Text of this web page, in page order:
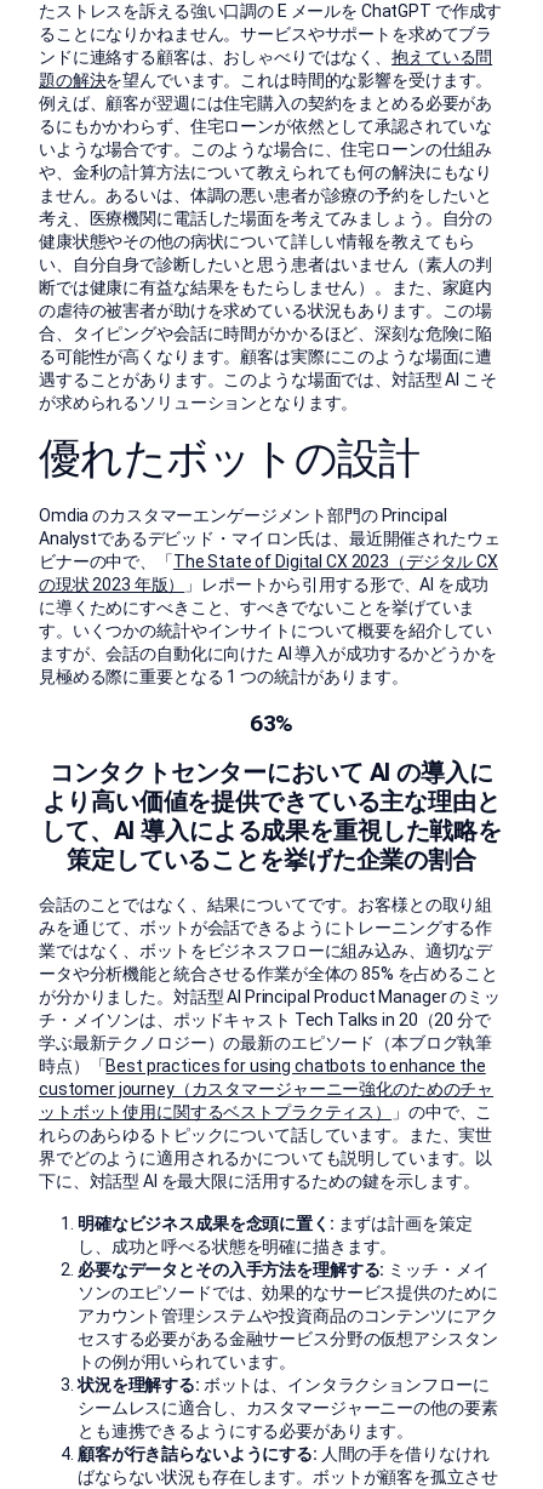
たストレスを訴える強い口調の E メールを ChatGPT で作成す
ることになりかねません。サービスやサポートを求めてブラ
ンドに連絡する顧客は、おしゃべりではなく、抱えている問
題の解決を望んでいます。これは時間的な影響を受けます。
例えば、顧客が翌週には住宅購入の契約をまとめる必要があ
るにもかかわらず、住宅ローンが依然として承認されていな
いような場合です。このような場合に、住宅ローンの仕組み
や、金利の計算方法について教えられても何の解決にもなり
ません。あるいは、体調の悪い患者が診療の予約をしたいと
考え、医療機関に電話した場面を考えてみましょう。自分の
健康状態やその他の病状について詳しい情報を教えてもら
い、自分自身で診断したいと思う患者はいません（素人の判
断では健康に有益な結果をもたらしません）。また、家庭内
の虐待の被害者が助けを求めている状況もあります。この場
合、タイピングや会話に時間がかかるほど、深刻な危険に陥
る可能性が高くなります。顧客は実際にこのような場面に遭
遇することがあります。このような場面では、対話型 AI こそ
が求められるソリューションとなります。
優れたボットの設計
Omdia のカスタマーエンゲージメント部門の Principal
Analystであるデビッド・マイロン氏は、最近開催されたウェ
ビナーの中で、「The State of Digital CX 2023（デジタル CX
の現状 2023 年版）
」レポートから引用する形で、AI を成功
に導くためにすべきこと、すべきでないことを挙げていま
す。いくつかの統計やインサイトについて概要を紹介してい
ますが、会話の自動化に向けた AI 導入が成功するかどうかを
見極める際に重要となる 1 つの統計があります。
63%
コンタクトセンターにおいて AI の導入に
より高い価値を提供できている主な理由と
して、AI 導入による成果を重視した戦略を
策定していることを挙げた企業の割合
会話のことではなく、結果についてです。お客様との取り組
みを通じて、ボットが会話できるようにトレーニングする作
業ではなく、ボットをビジネスフローに組み込み、適切なデ
ータや分析機能と統合させる作業が全体の 85% を占めること
が分かりました。対話型 AI Principal Product Manager のミッ
チ・メイソンは、ポッドキャスト Tech Talks in 20（20 分で
学ぶ最新テクノロジー）の最新のエピソード（本ブログ執筆
時点）「Best practices for using chatbots to enhance the
customer journey（カスタマージャーニー強化のためのチャ
ットボット使用に関するベストプラクティス）
」の中で、こ
れらのあらゆるトピックについて話しています。また、実世
界でどのように適用されるかについても説明しています。以
下に、対話型 AI を最大限に活用するための鍵を示します。
明確なビジネス成果を念頭に置く: まずは計画を策定
し、成功と呼べる状態を明確に描きます。
必要なデータとその入手方法を理解する: ミッチ・メイ
ソンのエピソードでは、効果的なサービス提供のために
アカウント管理システムや投資商品のコンテンツにアク
セスする必要がある金融サービス分野の仮想アシスタン
トの例が用いられています。
状況を理解する: ボットは、インタラクションフローに
シームレスに適合し、カスタマージャーニーの他の要素
とも連携できるようにする必要があります。
顧客が行き詰らないようにする: 人間の手を借りなけれ
ばならない状況も存在します。ボットが顧客を孤立させ